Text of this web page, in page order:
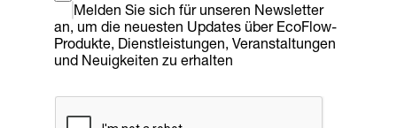
Melden Sie sich für unseren Newsletter
an, um die neuesten Updates über EcoFlow-
Produkte, Dienstleistungen, Veranstaltungen
und Neuigkeiten zu erhalten